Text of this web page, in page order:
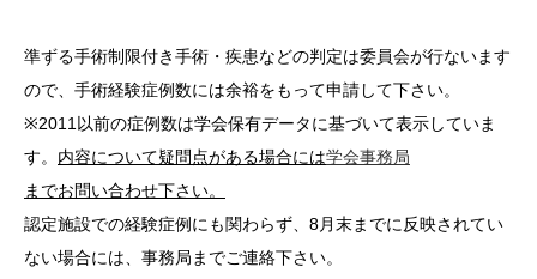
準ずる手術制限付き手術・疾患などの判定は委員会が行ないます
ので、手術経験症例数には余裕をもって申請して下さい。
※2011以前の症例数は学会保有データに基づいて表示していま
す。 内容について疑問点がある場合には学会事務局
までお問い合わせ下さい。
認定施設での経験症例にも関わらず、8月末までに反映されてい
ない場合には、事務局までご連絡下さい。